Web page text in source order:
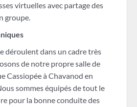
virtuelles avec partage des
groupe.
déroulent dans un cadre très
de notre propre salle de
Cassiopée à Chavanod en
sommes équipés de tout le
pour la bonne conduite des